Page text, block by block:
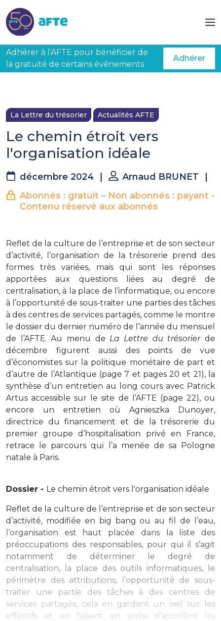
Adhérer à l'AFTE pour bénéficier de
la gratuité de certains événements
Adhérer
La Lettre du trésorier Actualités AFTE
Le chemin étroit vers
l'organisation idéale
décembre 2024 Arnaud BRUNET
Abonnés : gratuit – Non abonnés : payant -
Contenu réservé aux abonnés
Reflet de la culture de l’entreprise et de son secteur
d’activité, l’organisation de la trésorerie prend des
formes très variées, mais qui sont les réponses
apportées aux questions liées au degré de
centralisation, à la place de l’informatique, ou encore
à l’opportunité de sous-traiter une parties des tâches
à des centres de services partagés, comme le montre
le dossier du dernier numéro de l’année du mensuel
de l’AFTE. Au menu de La Lettre du trésorierde
décembre figurent aussi des points de vue
d’économistes sur la politique monétaire de part et
d’autre de l’Atlantique (page 7 et pages 20 et 21), la
synthèse d’un entretien au long cours avec Patrick
Artus accessible sur le site de l’AFTE (page 22), ou
encore un entretien où Agnieszka Dunoyer,
directrice du financement et de la trésorerie du
premier groupe d’hospitalisation privé en France,
retrace le parcours qui l’a menée de sa Pologne
natale à Paris.
Dossier - Le chemin étroit vers l'organisation idéale
Reflet de la culture de l’entreprise et de son secteur
d’activité, modifiée en big bang ou au fil de l’eau,
l’organisation est haut placée dans la liste des
préoccupations des responsables, pour qui il s’agit
notamment de déterminer le degré de
centralisation, la place des outils informatiques, le
périmètre des attributions, l’opportunité de sous-
traiter une partie des tâches à des centres de
services partagés, cela en gardant un oeil sur les
effectifs et en faisant en sorte d’accroître les